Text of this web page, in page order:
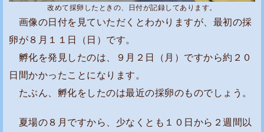
、
屋
外
水
槽
移
改めて採卵したときの、日付が記録してあります。
画像の日付を見ていただくとわかりますが、最初の採
卵が８月１１日（日）です。
孵化を発見したのは、９月２日（月）ですから約２０
日間かかったことになります。
たぶん、孵化をしたのは最近の採卵のものでしょう。
夏場の８月ですから、少なくとも１０日から２週間以